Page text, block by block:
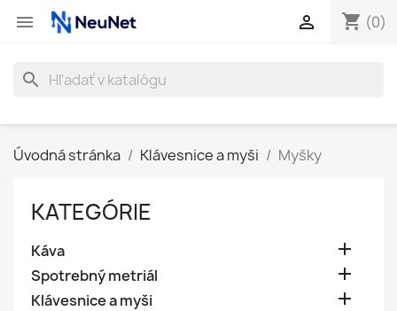
 shopping_cart (0)

search
Úvodná stránka Klávesnice a myši Myšky
KATEGÓRIE
Káva 
Spotrebný metriál 
Klávesnice a myši 